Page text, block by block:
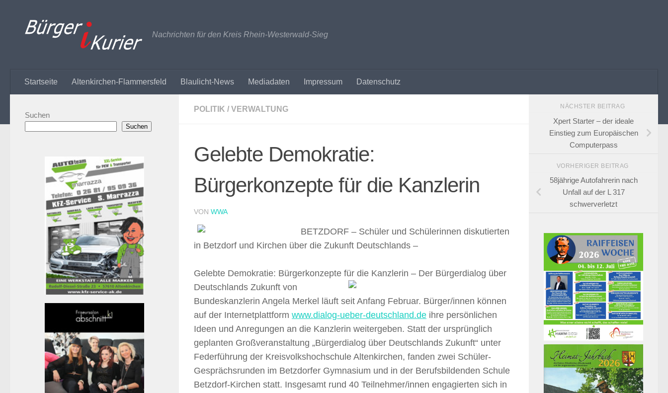
Nachrichten für den Kreis Rhein-Westerwald-Sieg
Startseite Altenkirchen-Flammersfeld Blaulicht-News Mediadaten Impressum Datenschutz
POLITIK / VERWALTUNG
Gelebte Demokratie:
Bürgerkonzepte für die Kanzlerin
VON WWA
BETZDORF – Schüler und Schülerinnen diskutierten
in Betzdorf und Kirchen über die Zukunft Deutschlands –
Gelebte Demokratie: Bürgerkonzepte für die Kanzlerin – Der Bürgerdialog über
Deutschlands Zukunft von
Bundeskanzlerin Angela Merkel läuft seit Anfang Februar. Bürger/innen können
auf der Internetplattform www.dialog-ueber-deutschland.de ihre persönlichen
Ideen und Anregungen an die Kanzlerin weitergeben. Statt der ursprünglich
geplanten Großveranstaltung „Bürgerdialog über Deutschlands Zukunft“ unter
Federführung der Kreisvolkshochschule Altenkirchen, fanden zwei Schüler-
Gesprächsrunden im Betzdorfer Gymnasium und in der Berufsbildenden Schule
Betzdorf-Kirchen statt. Insgesamt rund 40 Teilnehmer/innen engagierten sich in
Suchen
Suchen
NÄCHSTER BEITRAG
Xpert Starter – der ideale
Einstieg zum Europäischen
Computerpass
VORHERIGER BEITRAG
58jährige Autofahrerin nach
Unfall auf der L 317
schwerverletzt